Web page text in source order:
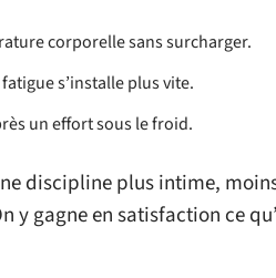
corporelle sans surcharger.
s’installe plus vite.
un effort sous le froid.
discipline plus intime,
y gagne en satisfaction ce